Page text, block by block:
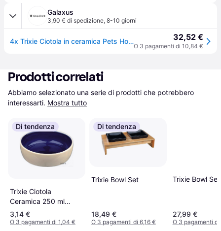
Galaxus
3,90 € di spedizione, 8-10 giorni
4x Trixie Ciotola in ceramica Pets Home 0.3l crema/taupe (30cl), Ciotola mangime + Abbeveratoio 32,52 €
O 3 pagamenti di 10,84 €
Prodotti correlati
Abbiamo selezionato una serie di prodotti che potrebbero
interessarti. Mostra tutto
Di tendenza
Trixie Ciotola
Ceramica 250 ml
Blanc
3,14 €
O 3 pagamenti di 1,04 €
Di tendenza
Trixie Bowl Set
18,49 €
O 3 pagamenti di 6,16 €
Trixie Bowl Set
27,99 €
O 3 pagamenti